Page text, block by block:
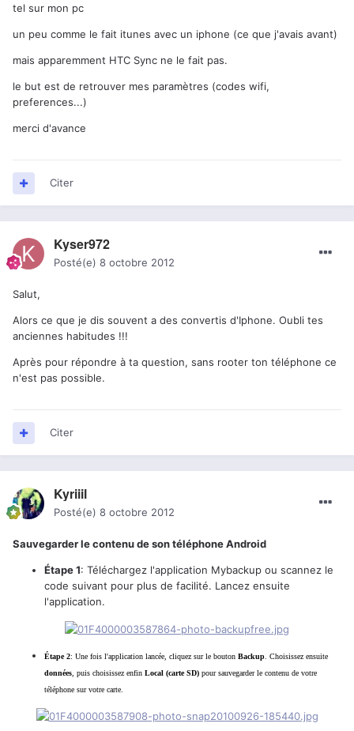
tel sur mon pc
un peu comme le fait itunes avec un iphone (ce que j'avais avant)
mais apparemment HTC Sync ne le fait pas.
le but est de retrouver mes paramètres (codes wifi,
preferences...)
merci d'avance
Citer
Kyser972
Posté(e) 8 octobre 2012
Salut,
Alors ce que je dis souvent a des convertis d'Iphone. Oubli tes
anciennes habitudes !!!
Après pour répondre à ta question, sans rooter ton téléphone ce
n'est pas possible.
Citer
Kyriiil
Posté(e) 8 octobre 2012
Sauvegarder le contenu de son téléphone Android
Étape 1: Téléchargez l'application Mybackup ou scannez le
code suivant pour plus de facilité. Lancez ensuite
l'application.
Étape 2: Une fois l'application lancée, cliquez sur le bouton Backup . Choisissez ensuite
données , puis choisissez enfin Local (carte SD) pour sauvegarder le contenu de votre
téléphone sur votre carte.